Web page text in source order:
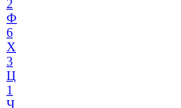
2
Ф
6
Х
3
Ц
1
Ч